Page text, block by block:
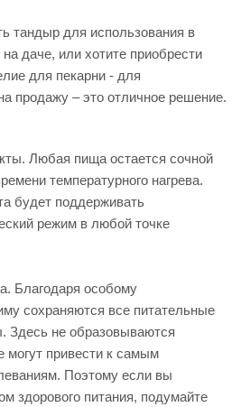
тандыр для использования в
даче, или хотите приобрести
для пекарни - для
продажу – это отличное решение.
Любая пища остается сочной
температурного нагрева.
будет поддерживать
режим в любой точке
Благодаря особому
сохраняются все питательные
Здесь не образовываются
могут привести к самым
Поэтому если вы
здорового питания, подумайте